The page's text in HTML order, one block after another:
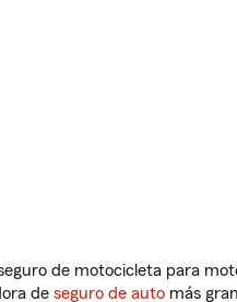
de motocicleta para
de seguro de auto más